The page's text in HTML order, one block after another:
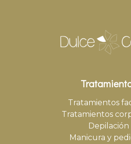
Tratamientos
Tratamientos
Depilación
Manicura y